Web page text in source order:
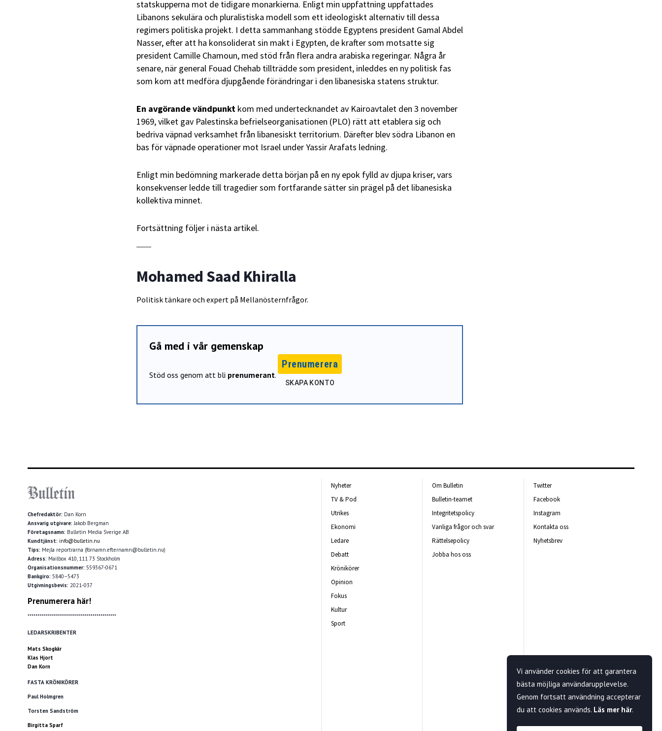
statskupperna mot de tidigare monarkierna. Enligt min uppfattning uppfattades
Libanons sekulära och pluralistiska modell som ett ideologiskt alternativ till dessa
regimers politiska projekt. I detta sammanhang stödde Egyptens president Gamal Abdel
Nasser, efter att ha konsoliderat sin makt i Egypten, de krafter som motsatte sig
president Camille Chamoun, med stöd från flera andra arabiska regeringar. Några år
senare, när general Fouad Chehab tillträdde som president, inleddes en ny politisk fas
som kom att medföra djupgående förändringar i den libanesiska statens struktur.
En avgörande vändpunkt kom med undertecknandet av Kairoavtalet den 3 november
1969, vilket gav Palestinska befrielseorganisationen (PLO) rätt att etablera sig och
bedriva väpnad verksamhet från libanesiskt territorium. Därefter blev södra Libanon en
bas för väpnade operationer mot Israel under Yassir Arafats ledning.
Enligt min bedömning markerade detta början på en ny epok fylld av djupa kriser, vars
konsekvenser ledde till tragedier som fortfarande sätter sin prägel på det libanesiska
kollektiva minnet.
Fortsättning följer i nästa artikel.
Mohamed Saad Khiralla
Politisk tänkare och expert på Mellanösternfrågor.
Gå med i vår gemenskap
Stöd oss genom att bli prenumerant.
Prenumerera
SKAPA KONTO
Chefredaktör: Dan Korn
Ansvarig utgivare:Jakob Bergman
Företagsnamn: Bulletin Media Sverige AB
Kundtjänst: info@bulletin.nu
Tips: Mejla reportrarna (förnamn.efternamn@bulletin.nu)
Adress: Mailbox 410, 111 73 Stockholm
Organisationsnummer: 559367-0671
Bankgiro: 5840–5473
Utgivningsbevis: 2021-037
Prenumerera här!
*********************************************
LEDARSKRIBENTER
Mats Skogkär
Klas Hjort
Dan Korn
FASTA KRÖNIKÖRER
Paul Holmgren
Torsten Sandström
Birgitta Sparf
Nyheter
TV & Pod
Utrikes
Ekonomi
Ledare
Debatt
Krönikörer
Opinion
Fokus
Kultur
Sport
Om Bulletin
Bulletin-teamet
Integritetspolicy
Vanliga frågor och svar
Rättelsepolicy
Jobba hos oss
Twitter
Facebook
Instagram
Kontakta oss
Nyhetsbrev
Vi använder cookies för att garantera
bästa möjliga användarupplevelse.
Genom fortsatt användning accepterar
du att cookies används. Läs mer här.